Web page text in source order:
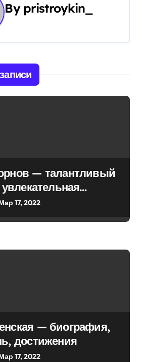
By pristroykin_
— талантливый
выдающиеся
17, 2022
— биография,
достижения
17, 2022